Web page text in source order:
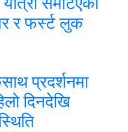
र फर्स्ट लुक
प्रदर्शनमा
दिनदेखि